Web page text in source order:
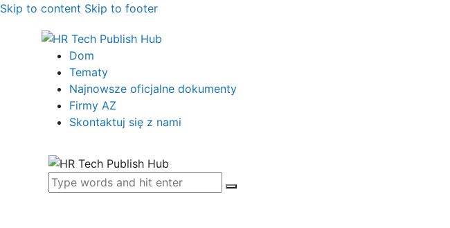
Skip to content Skip to footer
Dom
Tematy
Najnowsze oficjalne dokumenty
Firmy AZ
Skontaktuj się z nami